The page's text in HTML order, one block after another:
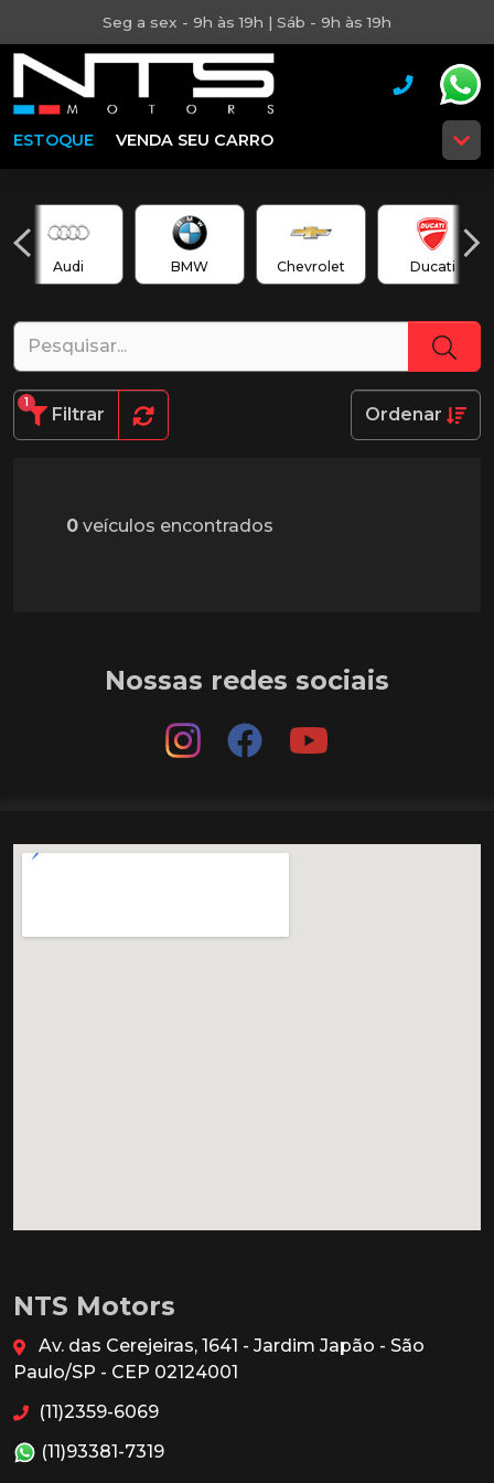
Seg a sex - 9h às 19h | Sáb - 9h às 19h
ESTOQUE VENDA SEU CARRO
Audi BMW Chevrolet Ducati
Filtrar
1
Ordenar
0 veículos encontrados
Nossas redes sociais
NTS Motors
Av. das Cerejeiras, 1641 - Jardim Japão - São
Paulo/SP - CEP 02124001
(11)2359-6069
(11)93381-7319